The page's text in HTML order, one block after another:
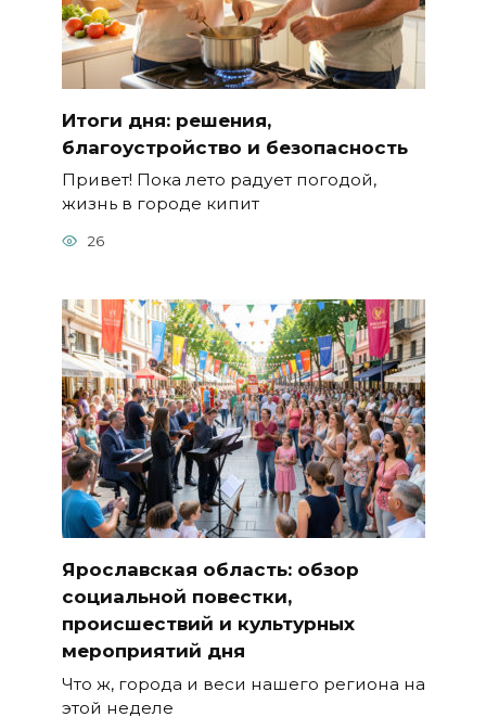
Итоги дня: решения,
благоустройство и безопасность
Привет! Пока лето радует погодой,
жизнь в городе кипит
26
Ярославская область: обзор
социальной повестки,
происшествий и культурных
мероприятий дня
Что ж, города и веси нашего региона на
этой неделе